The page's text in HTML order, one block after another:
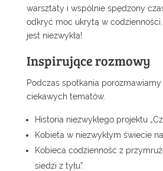
warsztaty i wspólnie spędzony
odkryć moc ukrytą w
jest niezwykła!
Inspirujące rozmowy
Podczas spotkania
ciekawych tematów.
Historia niezwykłego projektu
Kobieta w niezwykłym świecie
Kobieca codzienność z
siedzi z tyłu”.